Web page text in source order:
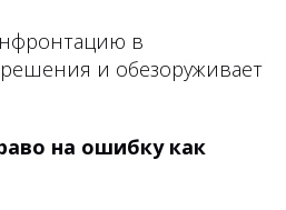
в
и обезоруживает
на ошибку как